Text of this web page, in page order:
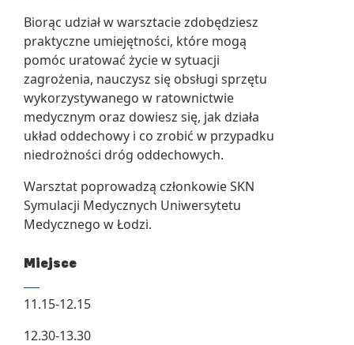
Biorąc udział w warsztacie zdobędziesz
praktyczne umiejętności, które mogą
pomóc uratować życie w sytuacji
zagrożenia, nauczysz się obsługi sprzętu
wykorzystywanego w ratownictwie
medycznym oraz dowiesz się, jak działa
układ oddechowy i co zrobić w przypadku
niedrożności dróg oddechowych.
Warsztat poprowadzą członkowie SKN
Symulacji Medycznych Uniwersytetu
Medycznego w Łodzi.
Miejsce
11.15-12.15
12.30-13.30